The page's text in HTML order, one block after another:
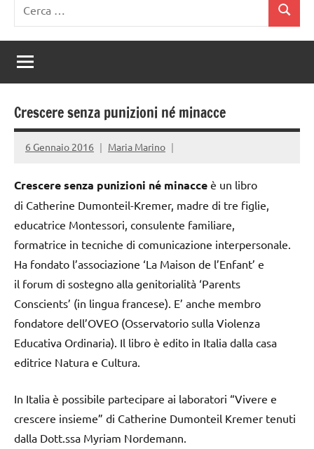
per:
Cerca
Crescere senza punizioni né minacce
6 Gennaio 2016 Maria Marino
Crescere senza punizioni né minacce è un libro
di Catherine Dumonteil-Kremer, madre di tre figlie,
educatrice Montessori, consulente familiare,
formatrice in tecniche di comunicazione interpersonale.
Ha fondato l’associazione ‘La Maison de l’Enfant’ e
il forum di sostegno alla genitorialità ‘Parents
Conscients’ (in lingua francese). E’ anche membro
fondatore dell’OVEO (Osservatorio sulla Violenza
Educativa Ordinaria). Il libro è edito in Italia dalla casa
editrice Natura e Cultura.
In Italia è possibile partecipare ai laboratori “Vivere e
crescere insieme” di Catherine Dumonteil Kremer tenuti
dalla Dott.ssa Myriam Nordemann.